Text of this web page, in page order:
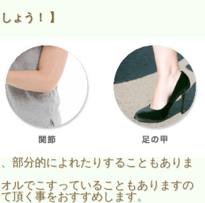
ょう！ 】
部分的によれたりすることもありま
ルでこすっていることもありますの
頂く事をおすすめします。